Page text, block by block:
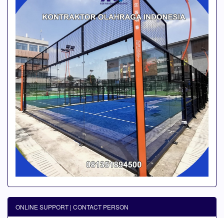
ONLINE SUPPORT | CONTACT PERSON